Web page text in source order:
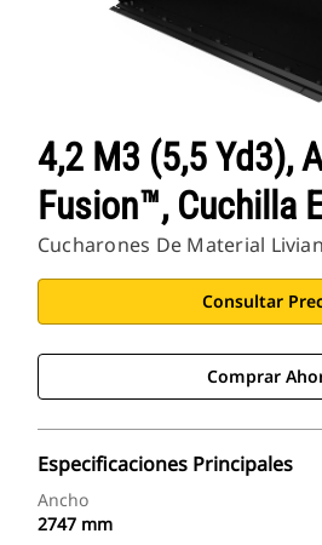
4,2 M3 (5,5 Yd3),
Fusion™, Cuchilla
Cucharones De Material
Consultar
Comprar
Especificaciones Principales
Ancho
2747 mm